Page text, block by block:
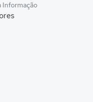
Informação